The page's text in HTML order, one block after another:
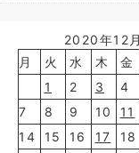
2020年12月
月
火 水 木 金
1
2 3 4
7
8 9 10 11
14
15 16 17 18